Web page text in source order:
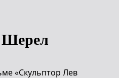
«Скульптор Лев